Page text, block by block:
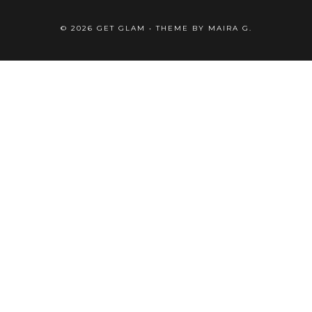
© 2026 GET GLAM • THEME BY MAIRA G.